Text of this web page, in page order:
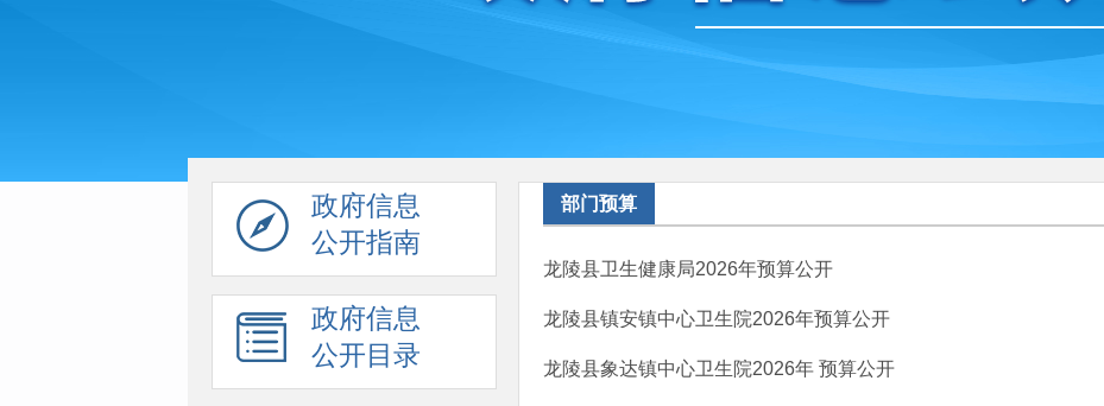
政府信息
公开指南
政府信息
公开目录
部门预算
龙陵县卫生健康局2026年预算公开
龙陵县镇安镇中心卫生院2026年预算公开
龙陵县象达镇中心卫生院2026年 预算公开